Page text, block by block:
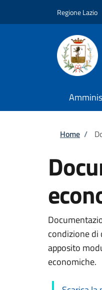
Regione Lazio
Home /
condizione di
apposito
economiche.